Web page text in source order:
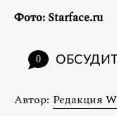
Фото: Starface.ru
0
Автор: Редакция